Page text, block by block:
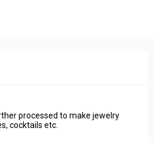
processed to make jewelry
cocktails etc.